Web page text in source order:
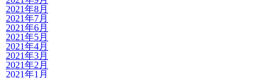
2021年8月
2021年7月
2021年6月
2021年5月
2021年4月
2021年3月
2021年2月
2021年1月